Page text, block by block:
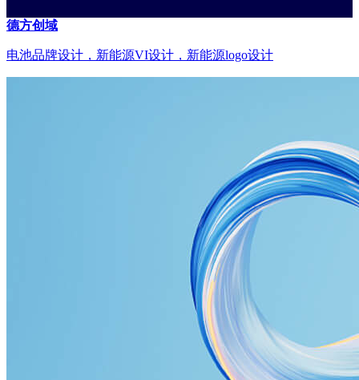
德方创域
电池品牌设计，新能源VI设计，新能源logo设计